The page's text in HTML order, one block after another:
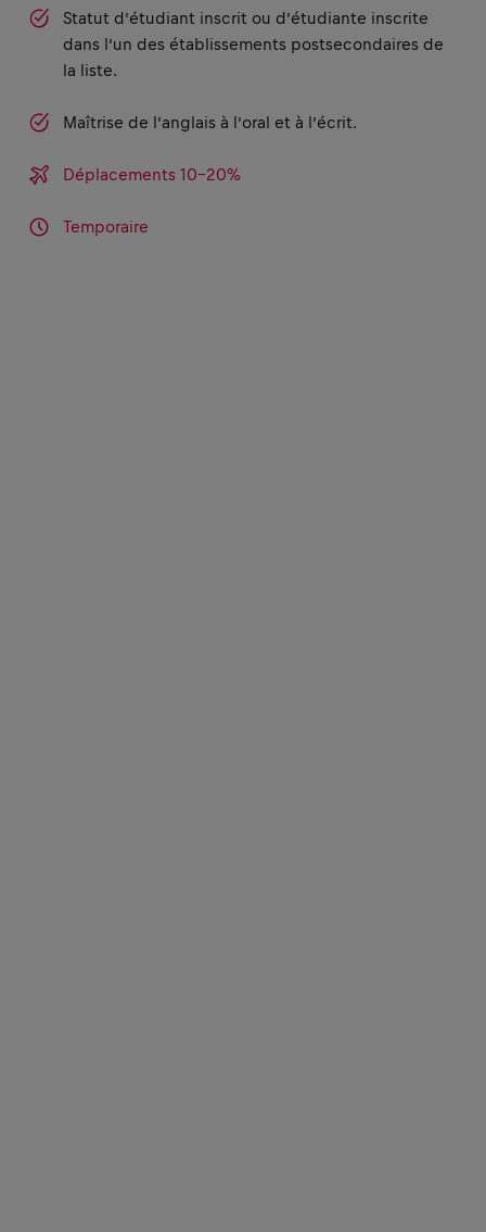
Statut d’étudiant inscrit ou d’étudiante inscrite
dans l’un des établissements postsecondaires de
la liste.
Maîtrise de l’anglais à l’oral et à l’écrit.
Déplacements 10-20%
Temporaire